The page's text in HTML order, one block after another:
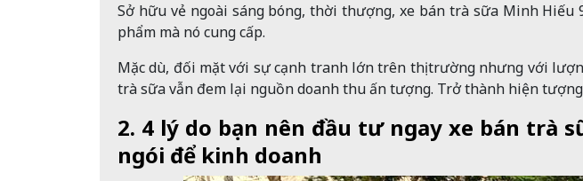
Sở hữu vẻ ngoài sáng bóng, thời thượng, xe bán trà sữa Minh Hiếu
phẩm mà nó cung cấp.
Mặc dù, đối mặt với sự cạnh tranh lớn trên thị trường nhưng với
trà sữa vẫn đem lại nguồn doanh thu ấn tượng. Trở thành hiện
2. 4 lý do bạn nên đầu tư ngay xe bán trà
ngói để kinh doanh